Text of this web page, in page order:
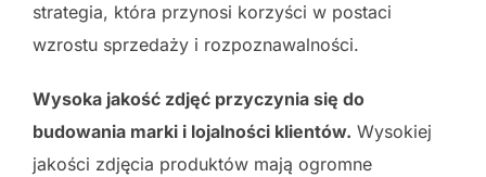
strategia, która przynosi korzyści w postaci
wzrostu sprzedaży i rozpoznawalności.
Wysoka jakość zdjęć przyczynia się do
budowania marki i lojalności klientów. Wysokiej
jakości zdjęcia produktów mają ogromne